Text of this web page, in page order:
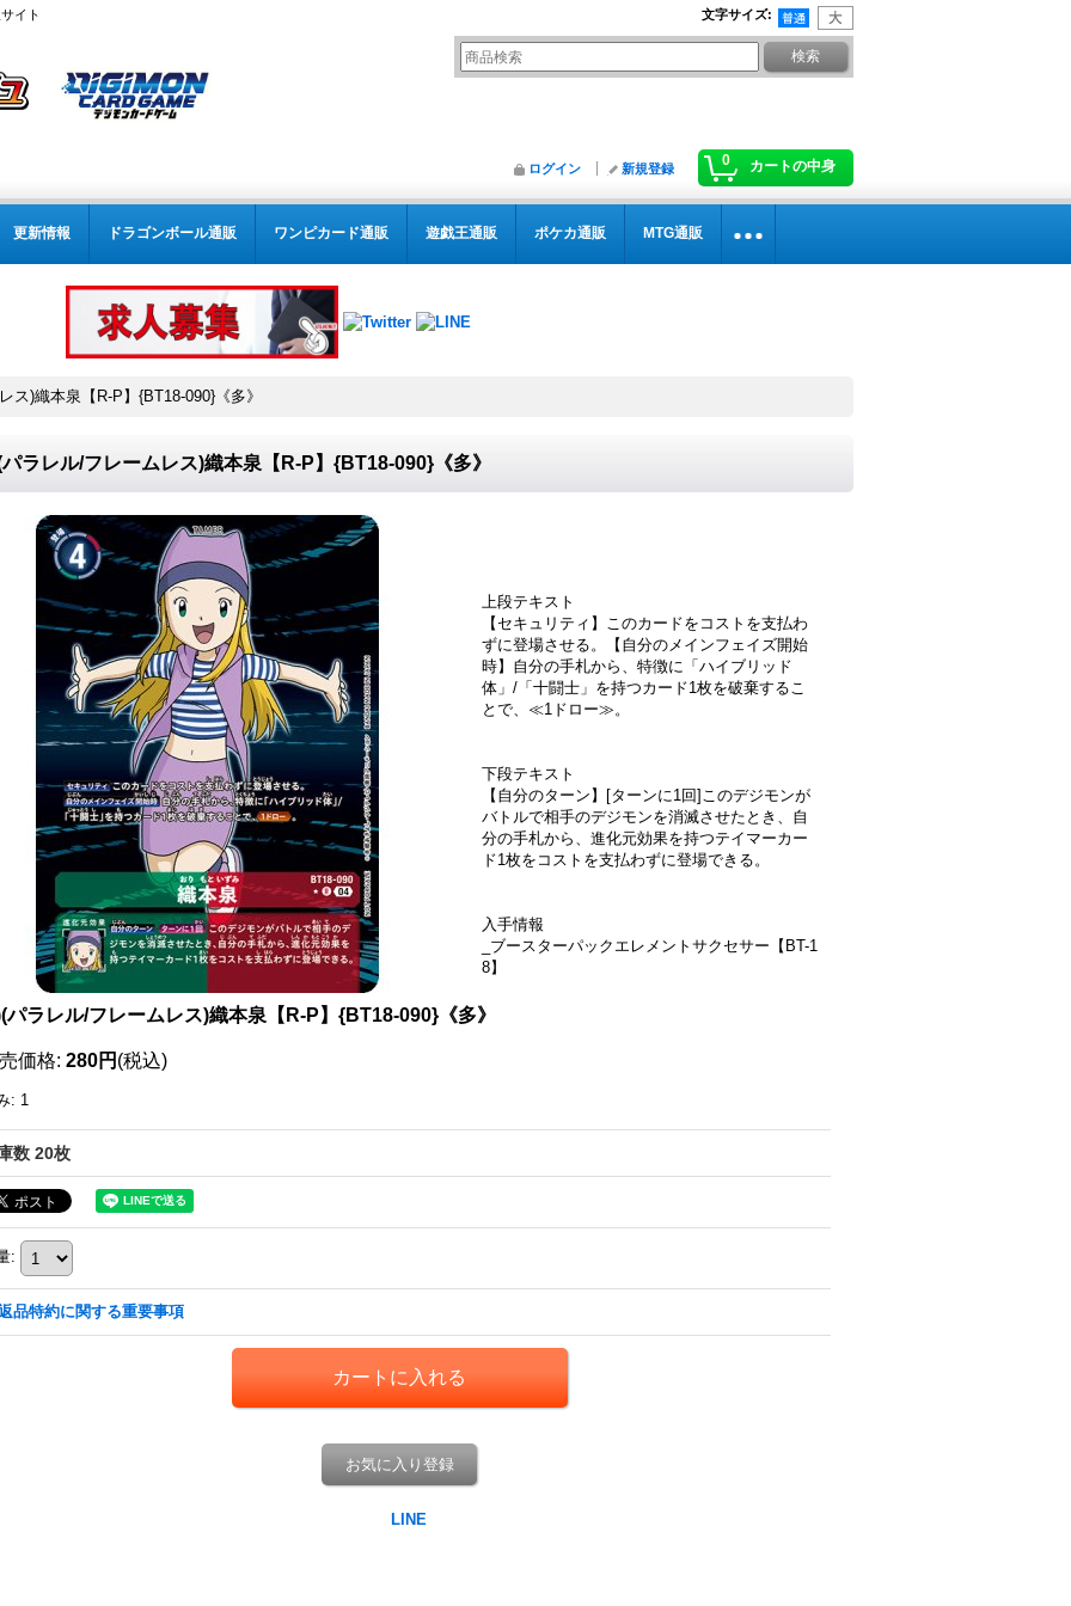
イト 文字サイズ:
0 カートの中身
ログイン 新規登録
更新情報 ドラゴンボール通販 ワンピカード通販 遊戯王通販 ポケカ通販 MTG通販
ス)織本泉【R-P】{BT18-090}《多》
ラレル/フレームレス)織本泉【R-P】{BT18-090}《多》
上段テキスト
【セキュリティ】このカードをコストを支払わ
ずに登場させる。【自分のメインフェイズ開始
時】自分の手札から、特徴に「ハイブリッド
体」/「十闘士」を持つカード1枚を破棄するこ
とで、≪1ドロー≫。
下段テキスト
【自分のターン】[ターンに1回]このデジモンが
バトルで相手のデジモンを消滅させたとき、自
分の手札から、進化元効果を持つテイマーカー
ド1枚をコストを支払わずに登場できる。
入手情報
_ブースターパックエレメントサクセサー【BT-1
8】
パラレル/フレームレス)織本泉【R-P】{BT18-090}《多》
価格: 280円 (税込)
: 1
数 20枚
:
品特約に関する重要事項
お気に入り登録